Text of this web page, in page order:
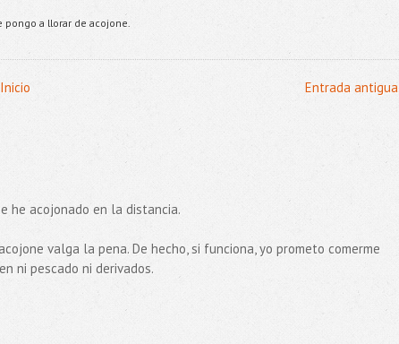
pongo a llorar de acojone.
Entrada antigua
Inicio
he acojonado en la distancia.
valga la pena. De hecho, si funciona, yo prometo comerme
ni pescado ni derivados.